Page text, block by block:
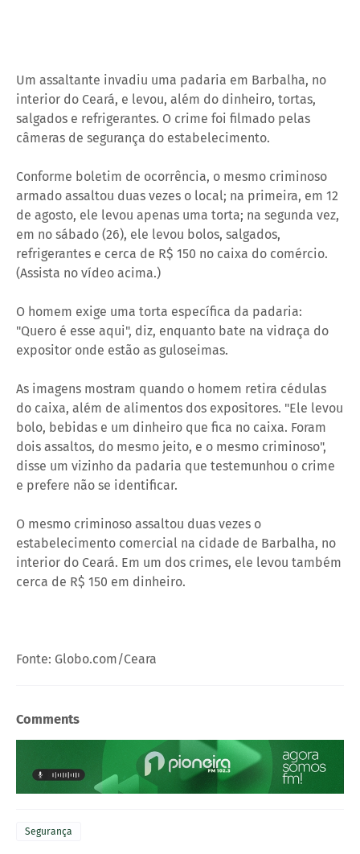
Um assaltante invadiu uma padaria em Barbalha, no
interior do Ceará, e levou, além do dinheiro, tortas,
salgados e refrigerantes. O crime foi filmado pelas
câmeras de segurança do estabelecimento.
Conforme boletim de ocorrência, o mesmo criminoso
armado assaltou duas vezes o local; na primeira, em 12
de agosto, ele levou apenas uma torta; na segunda vez,
em no sábado (26), ele levou bolos, salgados,
refrigerantes e cerca de R$ 150 no caixa do comércio.
(Assista no vídeo acima.)
O homem exige uma torta específica da padaria:
"Quero é esse aqui", diz, enquanto bate na vidraça do
expositor onde estão as guloseimas.
As imagens mostram quando o homem retira cédulas
do caixa, além de alimentos dos expositores. "Ele levou
bolo, bebidas e um dinheiro que fica no caixa. Foram
dois assaltos, do mesmo jeito, e o mesmo criminoso",
disse um vizinho da padaria que testemunhou o crime
e prefere não se identificar.
O mesmo criminoso assaltou duas vezes o
estabelecimento comercial na cidade de Barbalha, no
interior do Ceará. Em um dos crimes, ele levou também
cerca de R$ 150 em dinheiro.
Fonte: Globo.com/Ceara
Comments
Segurança